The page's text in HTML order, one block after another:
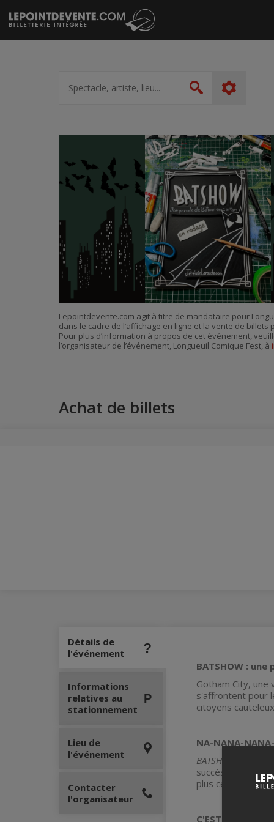
Passer
au
contenu
artiste,
lieu...
Rechercher
Lepointdevente.com agit à titre de mandataire pour
dans le cadre de l’affichage en ligne et la vente de billets
Pour plus d’information à propos de cet événement,
l’organisateur de l’événement, Longueuil Comique Fest, à
Achat de billets
Détails de
l'événement
BATSHOW :
Gotham City, une
s'affrontent pour
citoyens
NA-NANA-
BATSHOW: une
succès de
LA
plus célèbre des
C'EST QUOI ?
Informations
relatives au
stationnement
Lieu de
l'événement
Contacter
l'organisateur